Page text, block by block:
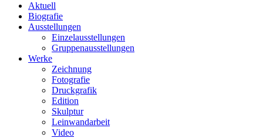
Aktuell
Biografie
Ausstellungen
Einzelausstellungen
Gruppenausstellungen
Werke
Zeichnung
Fotografie
Druckgrafik
Edition
Skulptur
Leinwandarbeit
Video